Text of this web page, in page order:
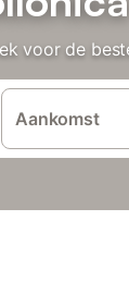
voor de
Aankomst